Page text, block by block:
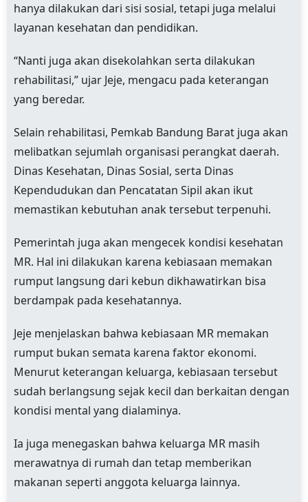
hanya dilakukan dari sisi sosial, tetapi juga melalui
layanan kesehatan dan pendidikan.
“Nanti juga akan disekolahkan serta dilakukan
rehabilitasi,” ujar Jeje, mengacu pada keterangan
yang beredar.
Selain rehabilitasi, Pemkab Bandung Barat juga akan
melibatkan sejumlah organisasi perangkat daerah.
Dinas Kesehatan, Dinas Sosial, serta Dinas
Kependudukan dan Pencatatan Sipil akan ikut
memastikan kebutuhan anak tersebut terpenuhi.
Pemerintah juga akan mengecek kondisi kesehatan
MR. Hal ini dilakukan karena kebiasaan memakan
rumput langsung dari kebun dikhawatirkan bisa
berdampak pada kesehatannya.
Jeje menjelaskan bahwa kebiasaan MR memakan
rumput bukan semata karena faktor ekonomi.
Menurut keterangan keluarga, kebiasaan tersebut
sudah berlangsung sejak kecil dan berkaitan dengan
kondisi mental yang dialaminya.
Ia juga menegaskan bahwa keluarga MR masih
merawatnya di rumah dan tetap memberikan
makanan seperti anggota keluarga lainnya.